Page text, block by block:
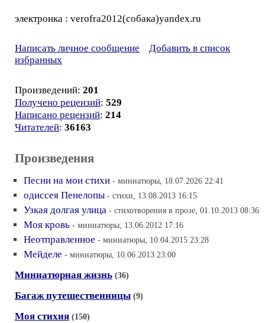
электронка : verofra2012(собака)yandex.ru
Написать личное сообщение
Добавить в список
избранных
Произведений: 201
Получено рецензий: 529
Написано рецензий: 214
Читателей: 36163
Произведения
Песни на мои стихи - миниатюры, 18.07.2026 22:41
одиссея Пенелопы - стихи, 13.08.2013 16:15
Узкая долгая улица - стихотворения в прозе, 01.10.2013 08:36
Моя кровь - миниатюры, 13.06.2012 17:16
Неотправленное - миниатюры, 10.04.2015 23:28
Мейделе - миниатюры, 10.06.2013 23:00
Миниатюрная жизнь (36)
Багаж путешественницы (9)
Моя стихия (150)